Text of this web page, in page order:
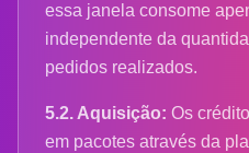
essa janela consome
independente da
pedidos realizados.
5.2. Aquisição: Os
em pacotes através da